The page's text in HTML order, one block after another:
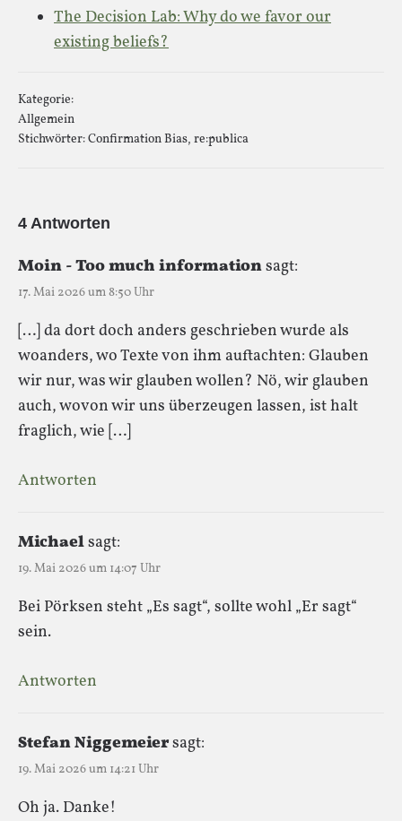
The Decision Lab: Why do we favor our
existing beliefs?
Kategorie:
Allgemein
Stichwörter:Confirmation Bias, re:publica
4 Antworten
Moin - Too much informationsagt:
17. Mai 2026 um 8:50 Uhr
[…] da dort doch anders geschrie­ben wur­de als
woan­ders, wo Tex­te von ihm auf­tach­ten: Glau­ben
wir nur, was wir glau­ben wol­len? Nö, wir glau­ben
auch, wovon wir uns über­zeu­gen las­sen, ist halt
frag­lich, wie […]
Antworten
Michaelsagt:
19. Mai 2026 um 14:07 Uhr
Bei Pörksen steht „Es sagt“, sollte wohl „Er sagt“
sein.
Antworten
Stefan Niggemeiersagt:
19. Mai 2026 um 14:21 Uhr
Oh ja. Danke!